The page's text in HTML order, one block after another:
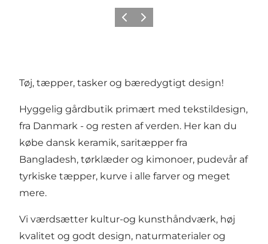
Forrige billede
Næste billede
Tøj, tæpper, tasker og bæredygtigt design!
Hyggelig gårdbutik primært med tekstildesign,
fra Danmark - og resten af verden. Her kan du
købe dansk keramik, saritæpper fra
Bangladesh, tørklæder og kimonoer, pudevår af
tyrkiske tæpper, kurve i alle farver og meget
mere.
Vi værdsætter kultur-og kunsthåndværk, høj
kvalitet og godt design, naturmaterialer og